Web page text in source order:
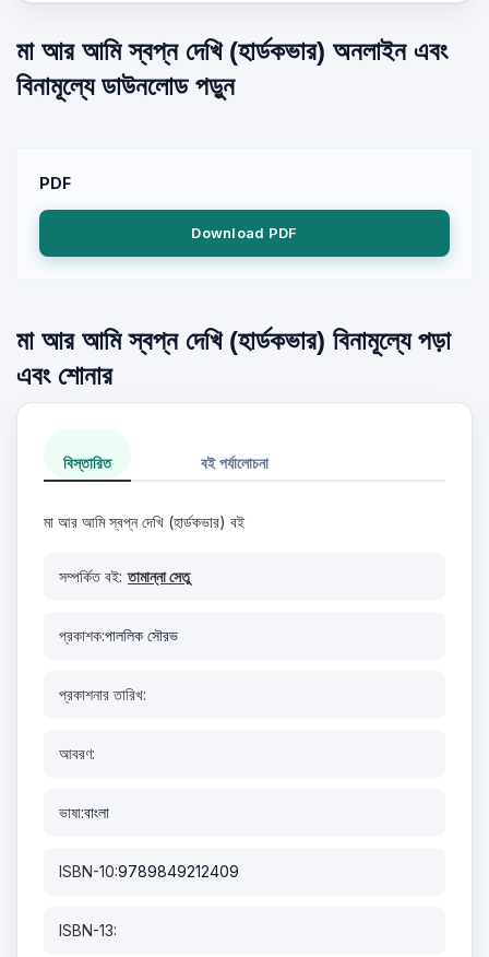
মা আর আমি স্বপ্ন দেখি (হার্ডকভার) অনলাইন এবং
বিনামূল্যে ডাউনলোড পড়ুন
PDF
Download PDF
মা আর আমি স্বপ্ন দেখি (হার্ডকভার) বিনামূল্যে পড়া
এবং শোনার
বিস্তারিত বই পর্যালোচনা
মা আর আমি স্বপ্ন দেখি (হার্ডকভার) বই
সম্পর্কিত বই: তামান্না সেতু
প্রকাশক:পাললিক সৌরভ
প্রকাশনার তারিখ:
আবরণ:
ভাষা:বাংলা
ISBN-10:9789849212409
ISBN-13: